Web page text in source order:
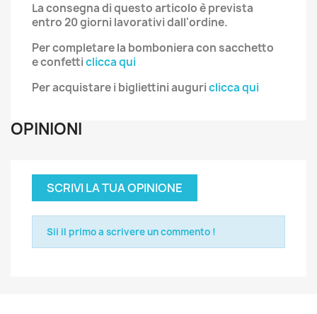
La consegna di questo articolo è prevista
entro 20 giorni lavorativi dall'ordine.
Per completare la bomboniera consacchetto
econfetticlicca qui
Per acquistare i bigliettini auguriclicca qui
OPINIONI
SCRIVI LA TUA OPINIONE
Sii il primo a scrivere un commento !